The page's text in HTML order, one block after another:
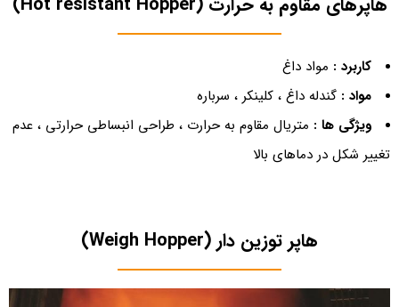
کاربرد : مواد داغ
مواد : گندله داغ ، کلینکر ، سرباره
ویژگی ها : متریال مقاوم به حرارت ، طراحی انبساطی حرارتی ، عدم
تغییر شکل در دماهای بالا
هاپر توزین دار (Weigh Hopper)